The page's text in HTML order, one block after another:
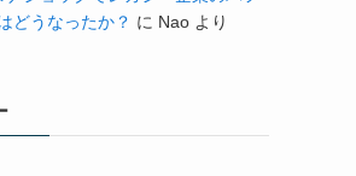
どうなったか？ に Nao より